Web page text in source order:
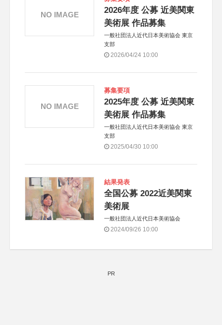
2026年度 公募 近美関東
美術展 作品募集
一般社団法人近代日本美術協会 東京
支部
2026/04/24 10:00
NO IMAGE
募集要項
2025年度 公募 近美関東
美術展 作品募集
一般社団法人近代日本美術協会 東京
支部
2025/04/30 10:00
NO IMAGE
結果発表
全国公募 2022近美関東
美術展
一般社団法人近代日本美術協会
2024/09/26 10:00
PR